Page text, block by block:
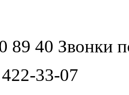
89 40 Звонки
33-07